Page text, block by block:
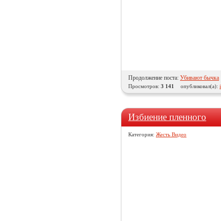
Продолжение поста: Убивают бычка
Просмотров: 3 141 опубликовал(а):
Избиение пленного
Категория: Жесть Видео